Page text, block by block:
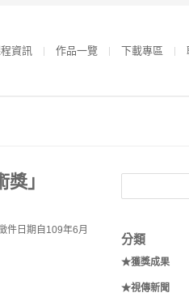
資訊 作品一覽 下載專區
」
件日期自109年6月
分類
★獲獎成果
★視傳新聞